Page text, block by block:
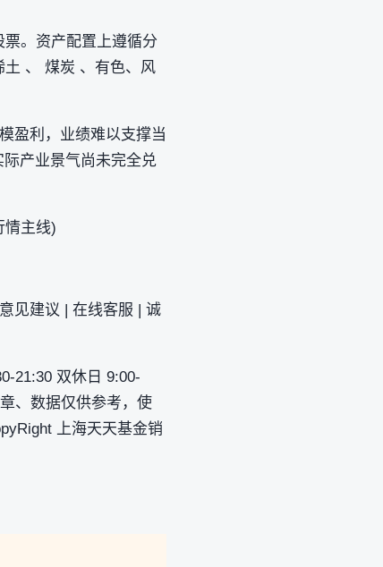
。资产配置上遵循分
土 、 煤炭 、有色、风
盈利，业绩难以支撑当
产业景气尚未完全兑
情主线)
见建议 | 在线客服 | 诚
21:30 双休日 9:00-
、数据仅供参考，使
上海天天基金销